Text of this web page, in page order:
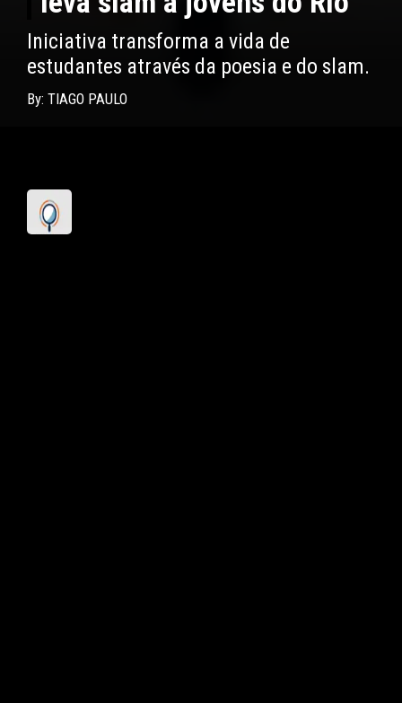
Iniciativa transforma a vida de
estudantes através da poesia e do slam.
By: TIAGO PAULO